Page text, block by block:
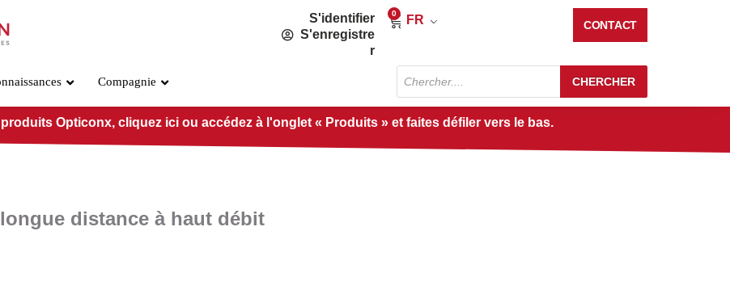
S'identifier
S'enregistre
r
0
Panier
FR CONTACT
Compagnie
Recherche
de
produits
CHERCHER
Opticonx, cliquez ici ou accédez à l'onglet « Produits » et faites défiler vers le bas.
distance à haut débit